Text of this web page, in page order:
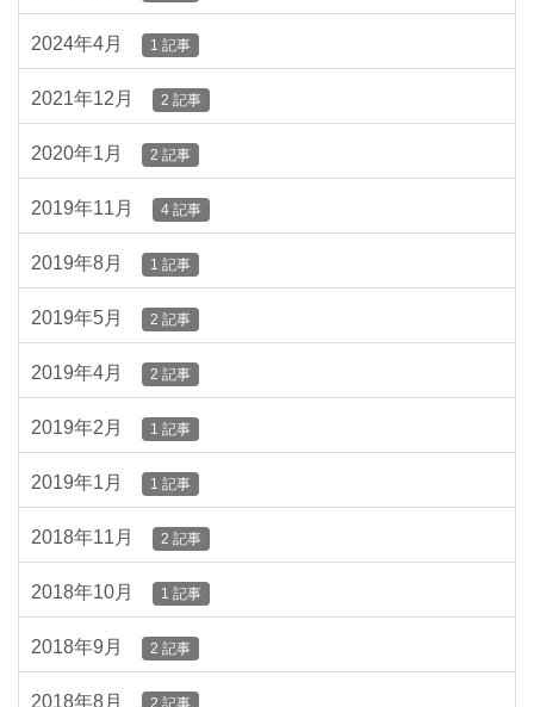
2024年4月 1 記事
2021年12月 2 記事
2020年1月 2 記事
2019年11月 4 記事
2019年8月 1 記事
2019年5月 2 記事
2019年4月 2 記事
2019年2月 1 記事
2019年1月 1 記事
2018年11月 2 記事
2018年10月 1 記事
2018年9月 2 記事
2018年8月 2 記事